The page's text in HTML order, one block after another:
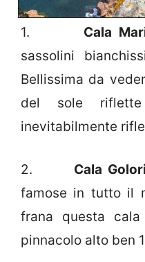
1. Cala
sassolini
Bellissima da
del sole
inevitabilmente
2. Cala
famose in tutto il
frana questa
pinnacolo alto ben